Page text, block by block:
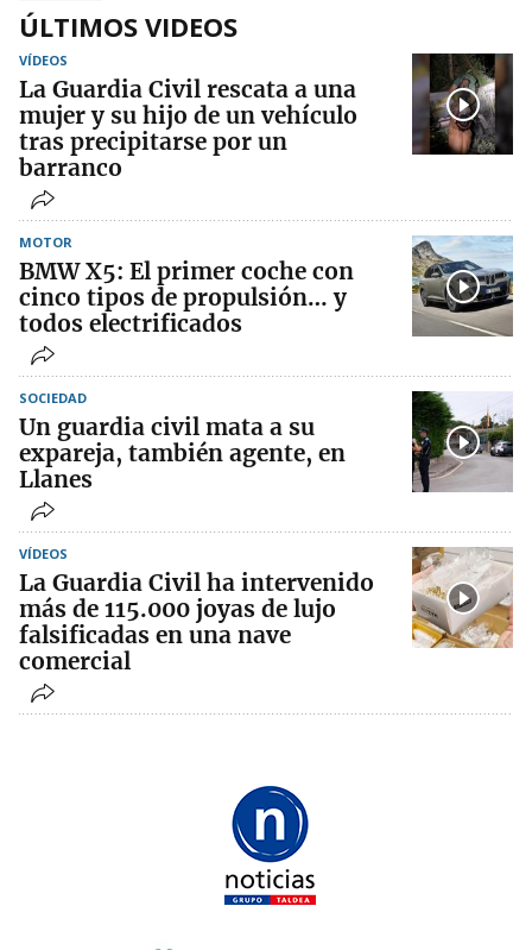
ÚLTIMOS VIDEOS
VÍDEOS
La Guardia Civil rescata a una
mujer y su hijo de un vehículo
tras precipitarse por un
barranco
MOTOR
BMW X5: El primer coche con
cinco tipos de propulsión… y
todos electrificados
SOCIEDAD
Un guardia civil mata a su
expareja, también agente, en
Llanes
VÍDEOS
La Guardia Civil ha intervenido
más de 115.000 joyas de lujo
falsificadas en una nave
comercial